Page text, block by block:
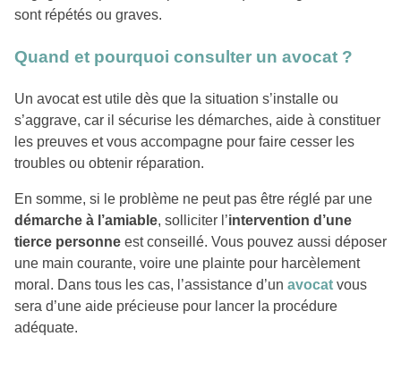
sont répétés ou graves.
Quand et pourquoi consulter un avocat ?
Un avocat est utile dès que la situation s’installe ou
s’aggrave, car il sécurise les démarches, aide à constituer
les preuves et vous accompagne pour faire cesser les
troubles ou obtenir réparation.
En somme, si le problème ne peut pas être réglé par une
démarche à l’amiable, solliciter l’intervention d’une
tierce personne est conseillé. Vous pouvez aussi déposer
une main courante, voire une plainte pour harcèlement
moral. Dans tous les cas, l’assistance d’un avocat vous
sera d’une aide précieuse pour lancer la procédure
adéquate.